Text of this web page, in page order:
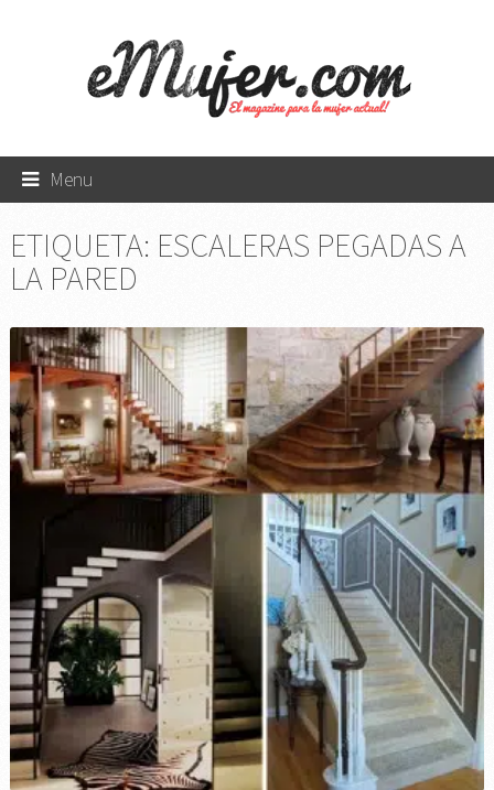
Menu
ETIQUETA: ESCALERAS PEGADAS A
LA PARED